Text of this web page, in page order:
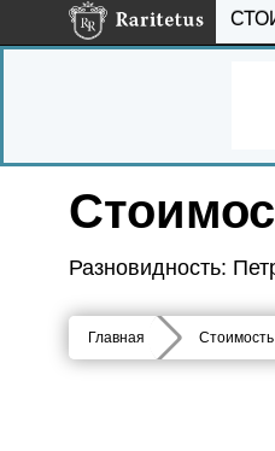
Разновидность:
Главная